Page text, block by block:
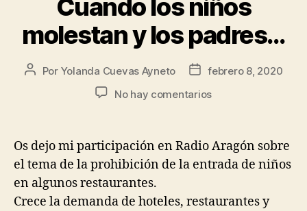
Cuando los niños
molestan y los padres…
Por Yolanda Cuevas Ayneto
febrero 8, 2020
No hay comentarios
Os dejo mi participación en Radio Aragón sobre
el tema de la prohibición de la entrada de niños
en algunos restaurantes.
Crece la demanda de hoteles, restaurantes y